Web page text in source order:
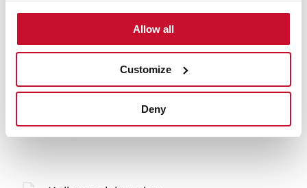
Allow all
Customize
Deny
İlginizi çekecek öneriler